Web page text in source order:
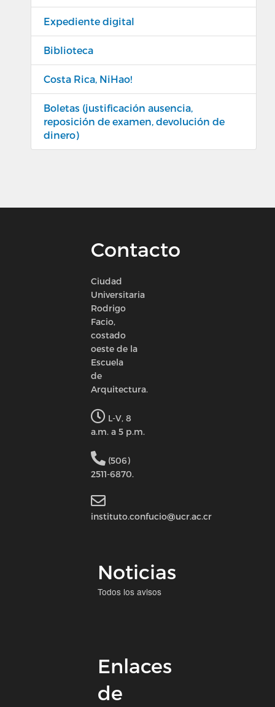
Expediente digital
Biblioteca
Costa Rica, NiHao!
Boletas (justificación ausencia,
reposición de examen, devolución de
dinero)
Contacto
Ciudad
Universitaria
Rodrigo
Facio,
costado
oeste de la
Escuela
de
Arquitectura.
L-V, 8
a.m. a 5 p.m.
(506)
2511-6870.
instituto.confucio@ucr.ac.cr
Noticias
Todos los avisos
Enlaces
de